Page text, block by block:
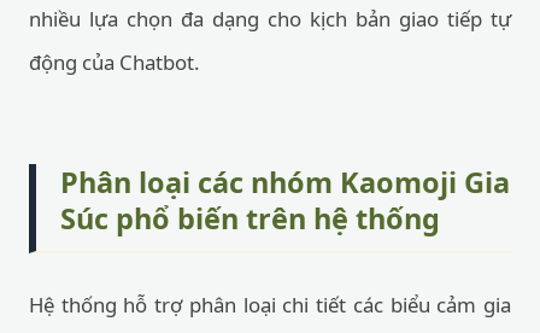
nhiều lựa chọn đa dạng cho kịch bản giao tiếp tự
động của Chatbot.
Phân loại các nhóm Kaomoji Gia
Súc phổ biến trên hệ thống
Hệ thống hỗ trợ phân loại chi tiết các biểu cảm gia